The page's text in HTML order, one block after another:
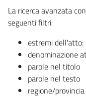
La ricerca avanzata
seguenti filtri:
estremi dell'atto:
denominazione
parole nel titolo
parole nel testo
regione/